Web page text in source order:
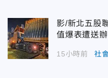
影/新北五股
值爆表遭送辦
15小時前 社